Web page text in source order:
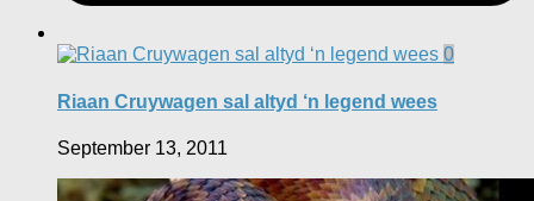
0
Riaan Cruywagen sal altyd ‘n legend wees
September 13, 2011